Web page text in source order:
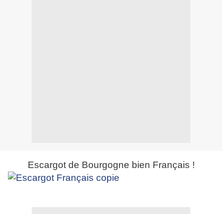
Escargot de Bourgogne bien Français !